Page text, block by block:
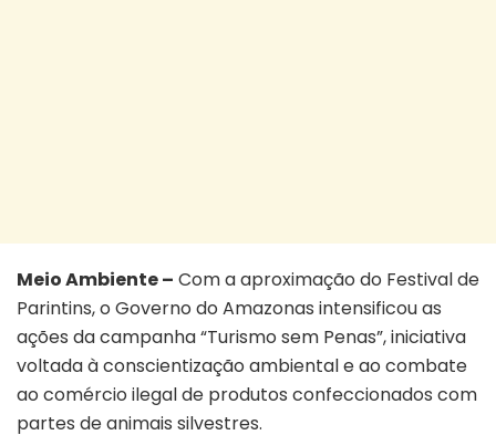
Meio Ambiente – Com a aproximação do Festival de
Parintins, o Governo do Amazonas intensificou as
ações da campanha “Turismo sem Penas”, iniciativa
voltada à conscientização ambiental e ao combate
ao comércio ilegal de produtos confeccionados com
partes de animais silvestres.